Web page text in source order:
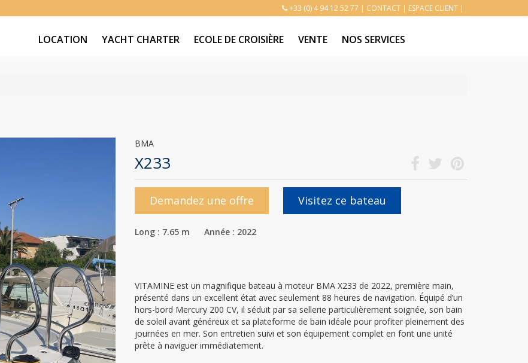
+33 (0) 4 94 12 52 77 | CONTACT | ESPACE CLIENT |
LOCATION YACHT CHARTER ECOLE DE CROISIÈRE VENTE NOS SERVICES
BMA
X233
Demandez une offre Visitez ce bateau
Long : 7.65 m Année : 2022
VITAMINE est un magnifique bateau à moteur BMA X233 de 2022, première main,
présenté dans un excellent état avec seulement 88 heures de navigation. Équipé d’un
hors-bord Mercury 200 CV, il séduit par sa sellerie particulièrement soignée, son bain
de soleil avant généreux et sa plateforme de bain idéale pour profiter pleinement des
journées en mer. Son entretien suivi et son équipement complet en font une unité
prête à naviguer immédiatement.